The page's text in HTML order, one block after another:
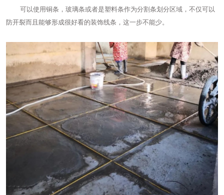
可以使用铜条，玻璃条或者是塑料条作为分割条划分区域，不仅可以
防开裂而且能够形成很好看的装饰线条，这一步不能少。